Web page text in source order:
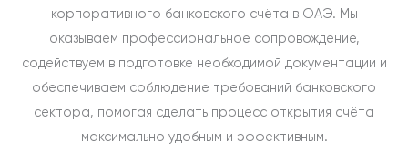
корпоративного банковского счёта в ОАЭ. Мы
оказываем профессиональное сопровождение,
содействуем в подготовке необходимой документации и
обеспечиваем соблюдение требований банковского
сектора, помогая сделать процесс открытия счёта
максимально удобным и эффективным.